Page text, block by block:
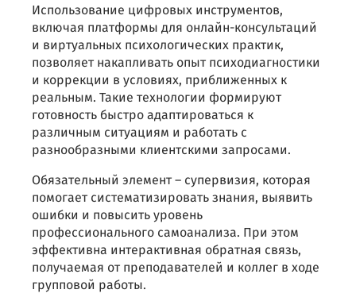
Использование цифровых инструментов,
включая платформы для онлайн-консультаций
и виртуальных психологических практик,
позволяет накапливать опыт психодиагностики
и коррекции в условиях, приближенных к
реальным. Такие технологии формируют
готовность быстро адаптироваться к
различным ситуациям и работать с
разнообразными клиентскими запросами.
Обязательный элемент – супервизия, которая
помогает систематизировать знания, выявить
ошибки и повысить уровень
профессионального самоанализа. При этом
эффективна интерактивная обратная связь,
получаемая от преподавателей и коллег в ходе
групповой работы.